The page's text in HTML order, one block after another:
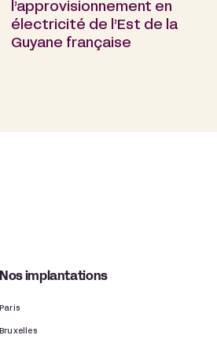
l’approvisionnement en
électricité de l’Est de la
Guyane française
Nos implantations
Paris
Bruxelles